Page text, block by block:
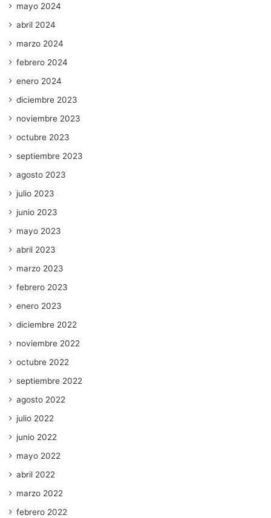
mayo 2024
abril 2024
marzo 2024
febrero 2024
enero 2024
diciembre 2023
noviembre 2023
octubre 2023
septiembre 2023
agosto 2023
julio 2023
junio 2023
mayo 2023
abril 2023
marzo 2023
febrero 2023
enero 2023
diciembre 2022
noviembre 2022
octubre 2022
septiembre 2022
agosto 2022
julio 2022
junio 2022
mayo 2022
abril 2022
marzo 2022
febrero 2022